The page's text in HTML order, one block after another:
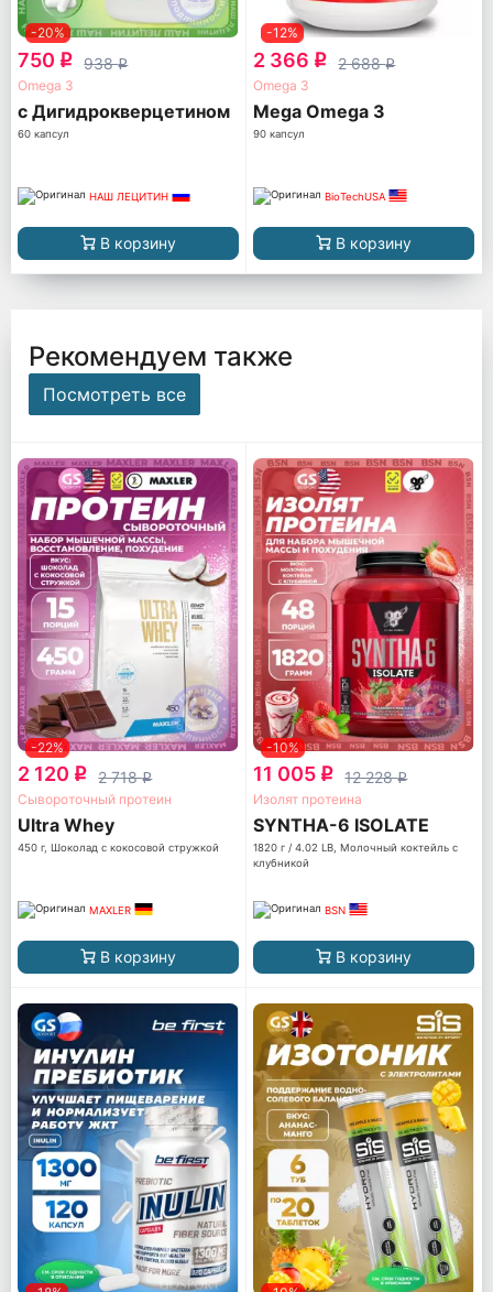
-20%
750 q 938q
Omega 3
с Дигидрокверцетином
60 капсул
НАШ ЛЕЦИТИН
В корзину
-12%
2 366 q 2 688q
Omega 3
Mega Omega 3
90 капсул
BioTechUSA
В корзину
Рекомендуем также
Посмотреть все
-22%
2 120 q 2 718q
Сывороточный протеин
Ultra Whey
450 г, Шоколад с кокосовой стружкой
MAXLER
В корзину
-10%
11 005 q 12 228q
Изолят протеина
SYNTHA-6 ISOLATE
1820 г / 4.02 LB, Молочный коктейль с
клубникой
BSN
В корзину